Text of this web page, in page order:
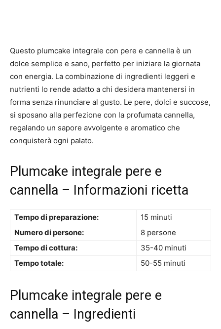
Questo plumcake integrale con pere e cannella è un
dolce semplice e sano, perfetto per iniziare la giornata
con energia. La combinazione di ingredienti leggeri e
nutrienti lo rende adatto a chi desidera mantenersi in
forma senza rinunciare al gusto. Le pere, dolci e succose,
si sposano alla perfezione con la profumata cannella,
regalando un sapore avvolgente e aromatico che
conquisterà ogni palato.
Plumcake integrale pere e
cannella – Informazioni ricetta
Tempo di preparazione:
15 minuti
Numero di persone:
8 persone
Tempo di cottura:
35-40 minuti
Tempo totale:
50-55 minuti
Plumcake integrale pere e
cannella – Ingredienti